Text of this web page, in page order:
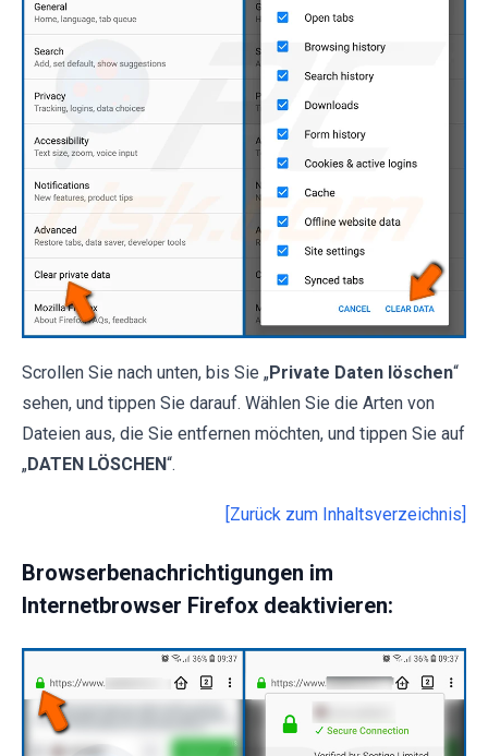
Scrollen Sie nach unten, bis Sie „Private Daten löschen“
sehen, und tippen Sie darauf. Wählen Sie die Arten von
Dateien aus, die Sie entfernen möchten, und tippen Sie auf
„DATEN LÖSCHEN“.
[Zurück zum Inhaltsverzeichnis]
Browserbenachrichtigungen im
Internetbrowser Firefox deaktivieren: